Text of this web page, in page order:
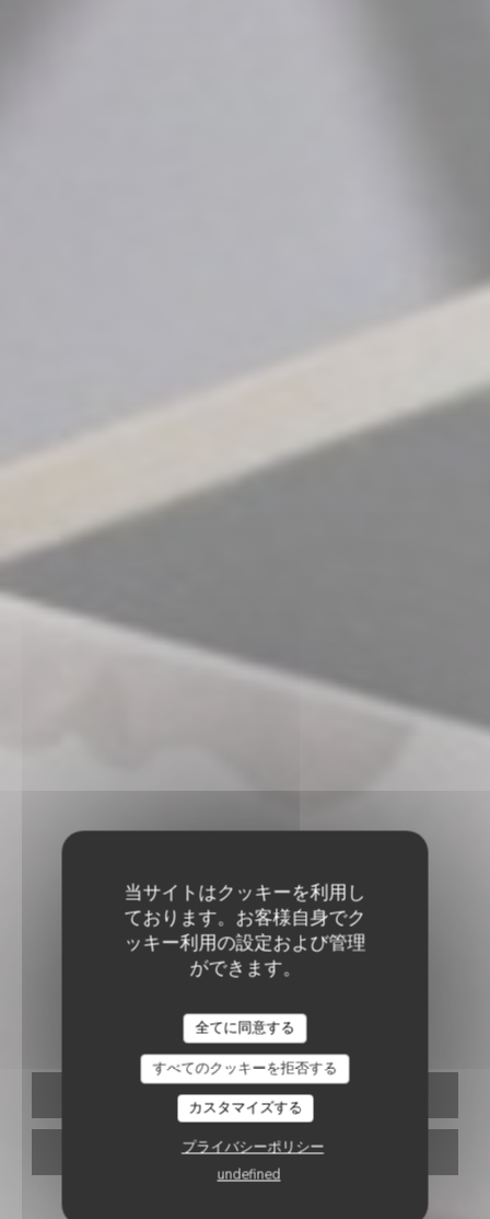
当サイトはクッキーを利用し
ております。お客様自身でク
ッキー利用の設定および管理
ができます。
全てに同意する
すべてのクッキーを拒否する
カスタマイズする
プライバシーポリシー
undefined
イタリアンレストラン
ZAZZA
予約
取り除く